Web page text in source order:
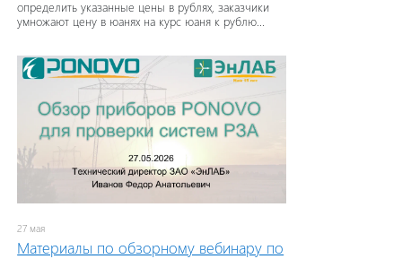
определить указанные цены в рублях, заказчики
умножают цену в юанях на курс юаня к рублю...
27 мая
Материалы по обзорному вебинару по